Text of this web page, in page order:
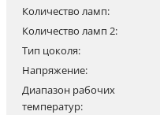
Количество ламп:
Количество ламп 2:
Тип цоколя:
Напряжение:
Диапазон рабочих
температур: